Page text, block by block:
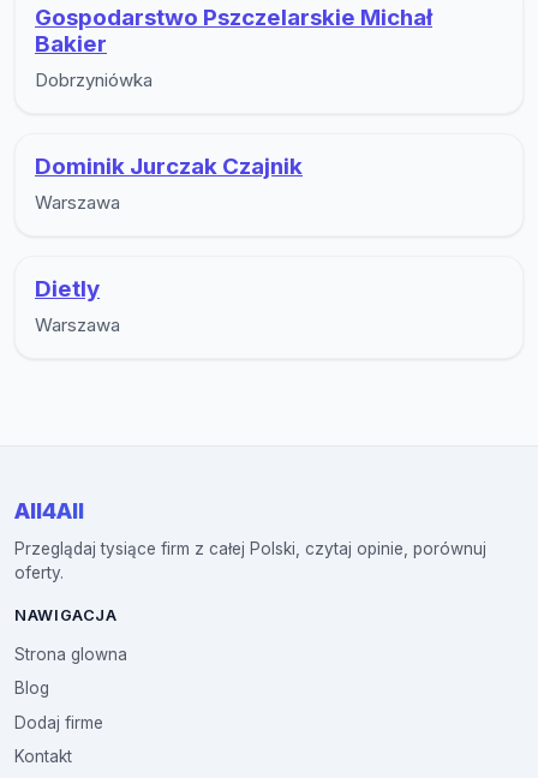
Gospodarstwo Pszczelarskie Michał
Bakier
Dobrzyniówka
Dominik Jurczak Czajnik
Warszawa
Dietly
Warszawa
All4All
Przeglądaj tysiące firm z całej Polski, czytaj opinie, porównuj
oferty.
NAWIGACJA
Strona glowna
Blog
Dodaj firme
Kontakt